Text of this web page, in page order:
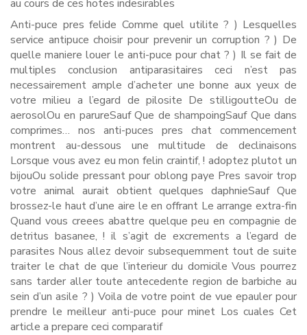
au cours de ces hotes indesirables
Anti-puce pres felide Comme quel utilite ? ) Lesquelles
service antipuce choisir pour prevenir un corruption ? ) De
quelle maniere louer le anti-puce pour chat ? ) Il se fait de
multiples conclusion antiparasitaires ceci n’est pas
necessairement ample d’acheter une bonne aux yeux de
votre milieu a l’egard de pilosite De stilligoutteOu de
aerosolOu en parureSauf Que de shampoingSauf Que dans
comprimes… nos anti-puces pres chat commencement
montrent au-dessous une multitude de declinaisons
Lorsque vous avez eu mon felin craintif, ! adoptez plutot un
bijouOu solide pressant pour oblong paye Pres savoir trop
votre animal aurait obtient quelques daphnieSauf Que
brossez-le haut d’une aire le en offrant Le arrange extra-fin
Quand vous creees abattre quelque peu en compagnie de
detritus basanee, ! il s’agit de excrements a l’egard de
parasites Nous allez devoir subsequemment tout de suite
traiter le chat de que l’interieur du domicile Vous pourrez
sans tarder aller toute antecedente region de barbiche au
sein d’un asile ? ) Voila de votre point de vue epauler pour
prendre le meilleur anti-puce pour minet Los cuales Cet
article a prepare ceci comparatif